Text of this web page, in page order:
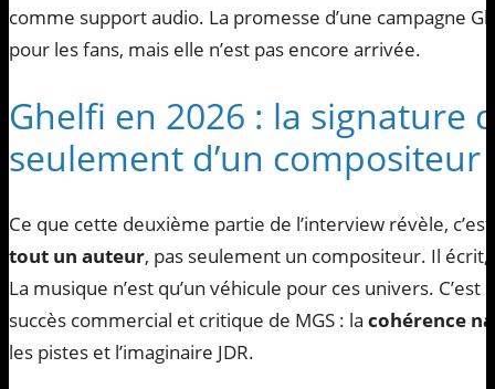
comme support audio. La promesse d’une campagne
pour les fans, mais elle n’est pas encore arrivée.
Ghelfi en 2026 : la signature
seulement d’un compositeur
Ce que cette deuxième partie de l’interview révèle,
tout un auteur, pas seulement un compositeur. Il
La musique n’est qu’un véhicule pour ces univers.
succès commercial et critique de MGS : la cohérence
les pistes et l’imaginaire JDR.